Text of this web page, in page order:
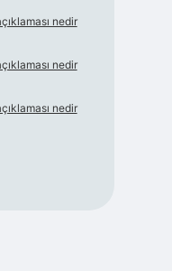
nedir
nedir
nedir